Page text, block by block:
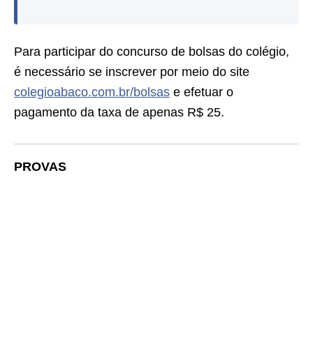
Para participar do concurso de bolsas do colégio,
é necessário se inscrever por meio do site
colegioabaco.com.br/bolsas e efetuar o
pagamento da taxa de apenas R$ 25.
PROVAS